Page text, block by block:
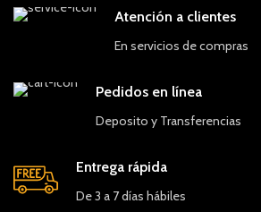
Atención a clientes
En servicios de compras
Pedidos en línea
Deposito y Transferencias
Entrega rápida
De 3 a 7 días hábiles